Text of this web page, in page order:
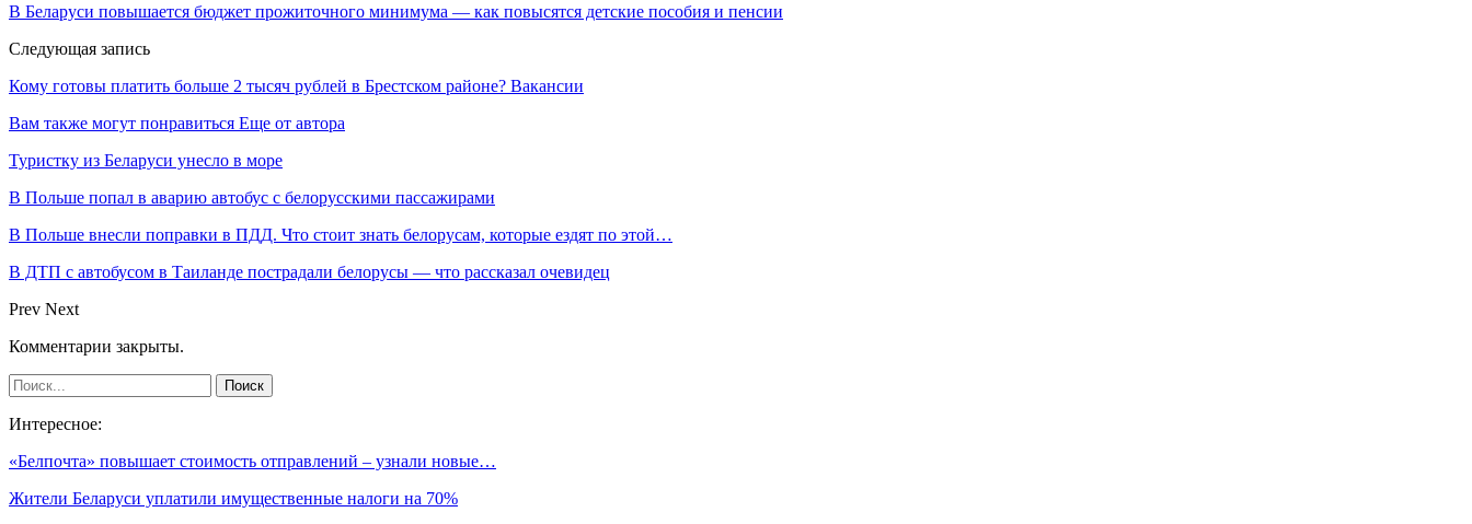
В Беларуси повышается бюджет прожиточного минимума — как повысятся детские пособия и пенсии
Следующая запись
Кому готовы платить больше 2 тысяч рублей в Брестском районе? Вакансии
Вам также могут понравиться Еще от автора
Туристку из Беларуси унесло в море
В Польше попал в аварию автобус с белорусскими пассажирами
В Польше внесли поправки в ПДД. Что стоит знать белорусам, которые ездят по этой…
В ДТП с автобусом в Таиланде пострадали белорусы — что рассказал очевидец
Prev Next
Комментарии закрыты.
Интересное:
«Белпочта» повышает стоимость отправлений – узнали новые…
Жители Беларуси уплатили имущественные налоги на 70%